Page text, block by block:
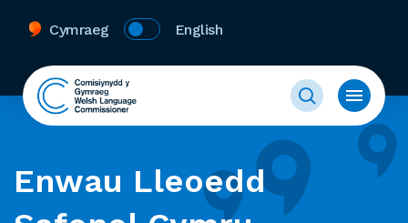
Cymraeg English
Enwau Lleoedd